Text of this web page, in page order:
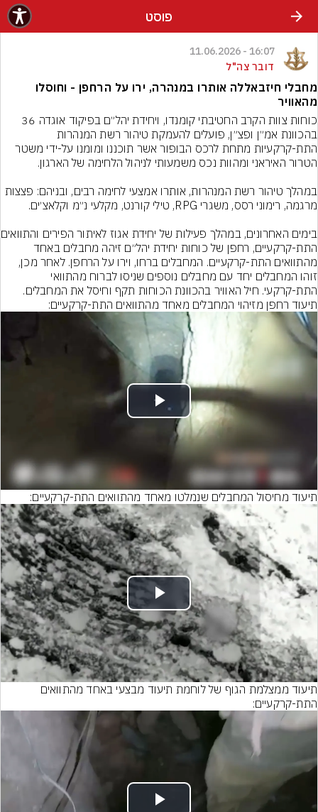
פוסט
16:07 - 11.06.2026
דובר צה"ל
מחבלי חיזבאללה אותרו במנהרה, ירו על הרחפן - וחוסלו
מהאוויר
התת-קרקעיות מתחת לרכס הבופור אשר תוכננו ומומנו על-ידי משטר
התת-קרקעי. חיל האוויר בהכוונת הכוחות תקף וחיסל את המחבלים.
תיעוד רחפן מזיהוי המחבלים מאחד מהתוואים התת-קרקעיים:
Play
תיעוד מחיסול המחבלים שנמלטו מאחד מהתוואים התת-קרקעיים:
Play
Video
התת-קרקעיים: